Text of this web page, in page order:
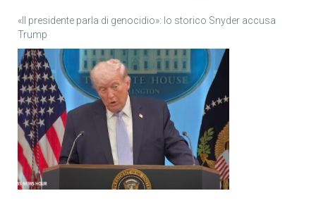
«Il presidente parla di genocidio»: lo storico Snyder accusa
Trump